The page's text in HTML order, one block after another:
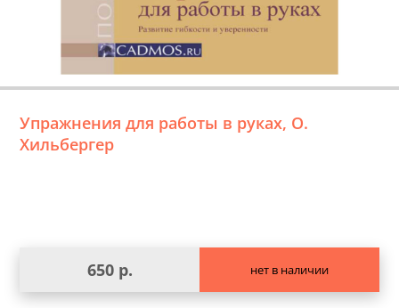
Упражнения для работы в руках, О.
Хильбергер
650 р. нет в наличии